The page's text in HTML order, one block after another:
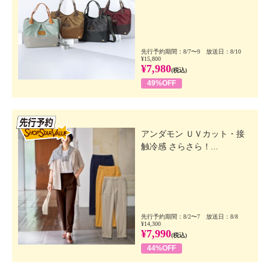
先行予約期間：8/7〜9 放送日：8/10
¥15,800
¥7,980(税込)
49%OFF
アンダモン ＵＶカット・接
触冷感 さらさら！...
先行予約期間：8/2〜7 放送日：8/8
¥14,300
¥7,990(税込)
44%OFF